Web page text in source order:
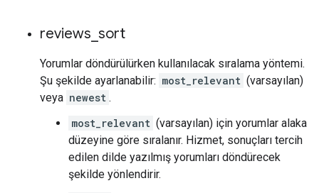
reviews sort
Yorumlar döndürülürken kullanılacak sıralama yöntemi.
Şu şekilde ayarlanabilir: most_relevant (varsayılan)
veya newest .
most_relevant (varsayılan) için yorumlar alaka
düzeyine göre sıralanır. Hizmet, sonuçları tercih
edilen dilde yazılmış yorumları döndürecek
şekilde yönlendirir.